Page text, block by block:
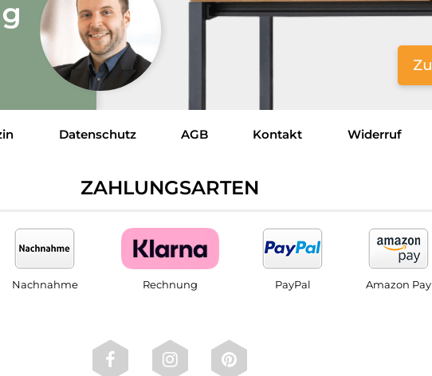
Datenschutz AGB Kontakt Widerruf
ZAHLUNGSARTEN
Nachnahme Rechnung PayPal Amazon Pay